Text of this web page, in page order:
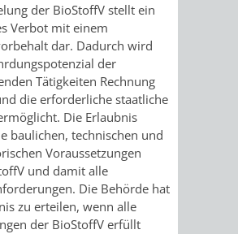
EINRICHTUNGEN
IN
DER
STADT
FRIEDHÖFE
KIRCHEN
VERKEHRSINFORMATIONEN
BAHNVERKEHR
BUSVERKEHRRUFTAXI
CARSHARINGPARK
&
der BioStoffV stellt ein
Verbot mit einem
dar. Dadurch wird
der
Tätigkeiten Rechnung
die erforderliche staatliche
Die Erlaubnis
baulichen, technischen und
Voraussetzungen
und damit alle
Die Behörde hat
zu erteilen, wenn alle
der BioStoffV erfüllt